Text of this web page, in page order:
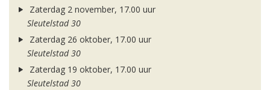
Zaterdag 2 november, 17.00 uur
Sleutelstad 30
Zaterdag 26 oktober, 17.00 uur
Sleutelstad 30
Zaterdag 19 oktober, 17.00 uur
Sleutelstad 30